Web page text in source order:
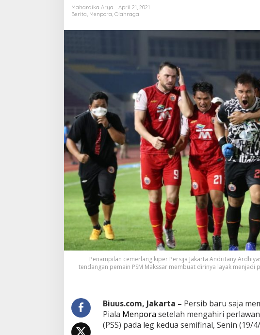
Mahardika Arya
April 21, 2021
Berita, Menpora, Olahraga
Penampilan cemerlang kiper Persija Jakarta Andritany
tendangan pemain PSM Makssar membuat dirinya layak
Biuus.com, Jakarta – Persib baru saja
Piala Menpora setelah mengahiri
(PSS) pada leg kedua semifinal, Senin (19/